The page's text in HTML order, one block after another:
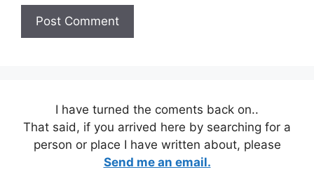
I have turned the coments back on..
That said, if you arrived here by searching for a
person or place I have written about, please
Send me an email.